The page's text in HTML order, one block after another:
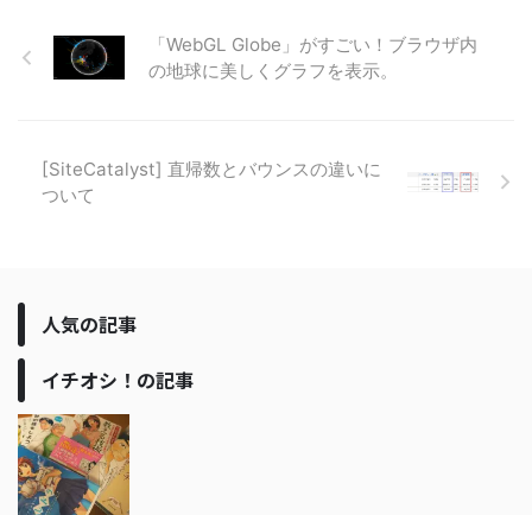
「WebGL Globe」がすごい！ブラウザ内
の地球に美しくグラフを表示。
[SiteCatalyst] 直帰数とバウンスの違いに
ついて
人気の記事
イチオシ！の記事